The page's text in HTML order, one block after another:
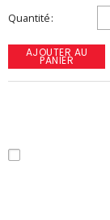
Quantité
AJOUTER AU
PANIER